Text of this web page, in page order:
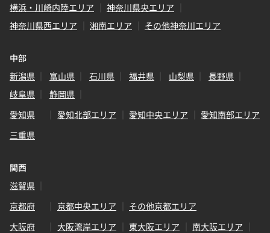
横浜・川崎内陸エリア
神奈川県央エリア
神奈川県西エリア
湘南エリア その他神奈川エリア
中部
新潟県
富山県 石川県 福井県 山梨県
長野県
岐阜県
静岡県
愛知県
愛知北部エリア 愛知中央エリア
愛知南部エリア
三重県
関西
滋賀県
京都府
京都中央エリア
その他京都エリア
大阪府
大阪湾岸エリア 東大阪エリア
南大阪エリア